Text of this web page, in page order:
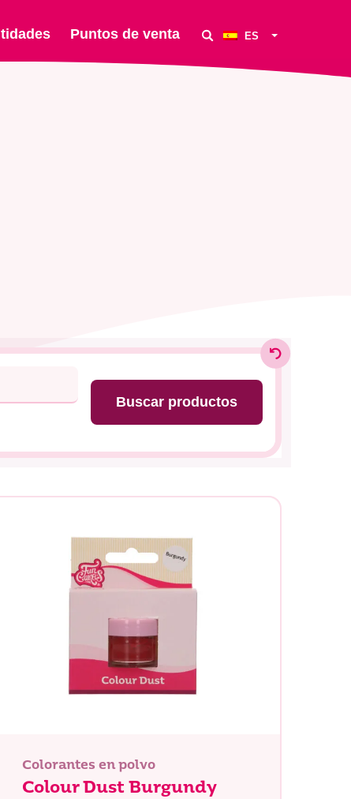
Puntos de venta ES
Buscar productos
Colorantes en polvo
Colour Dust Burgundy